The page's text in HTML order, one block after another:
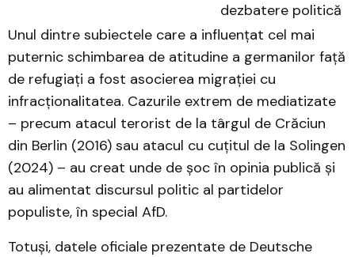
dezbatere politică
Unul dintre subiectele care a influențat cel mai
puternic schimbarea de atitudine a germanilor față
de refugiați a fost asocierea migrației cu
infracționalitatea. Cazurile extrem de mediatizate
– precum atacul terorist de la târgul de Crăciun
din Berlin (2016) sau atacul cu cuțitul de la Solingen
(2024) – au creat unde de șoc în opinia publică și
au alimentat discursul politic al partidelor
populiste, în special AfD.
Totuși, datele oficiale prezentate de Deutsche